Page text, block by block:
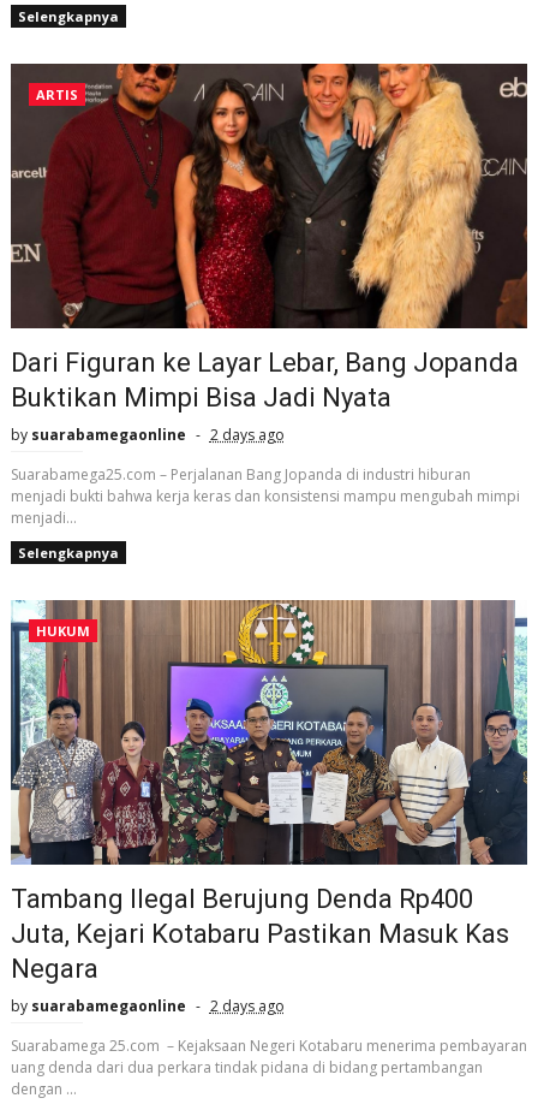
Selengkapnya
ARTIS
Dari Figuran ke Layar Lebar, Bang Jopanda
Buktikan Mimpi Bisa Jadi Nyata
by suarabamegaonline
2 days ago
Suarabamega25.com – Perjalanan Bang Jopanda di industri hiburan
menjadi bukti bahwa kerja keras dan konsistensi mampu mengubah mimpi
menjadi...
Selengkapnya
HUKUM
Tambang Ilegal Berujung Denda Rp400
Juta, Kejari Kotabaru Pastikan Masuk Kas
Negara
by suarabamegaonline
2 days ago
Suarabamega 25.com – Kejaksaan Negeri Kotabaru menerima pembayaran
uang denda dari dua perkara tindak pidana di bidang pertambangan
dengan ...